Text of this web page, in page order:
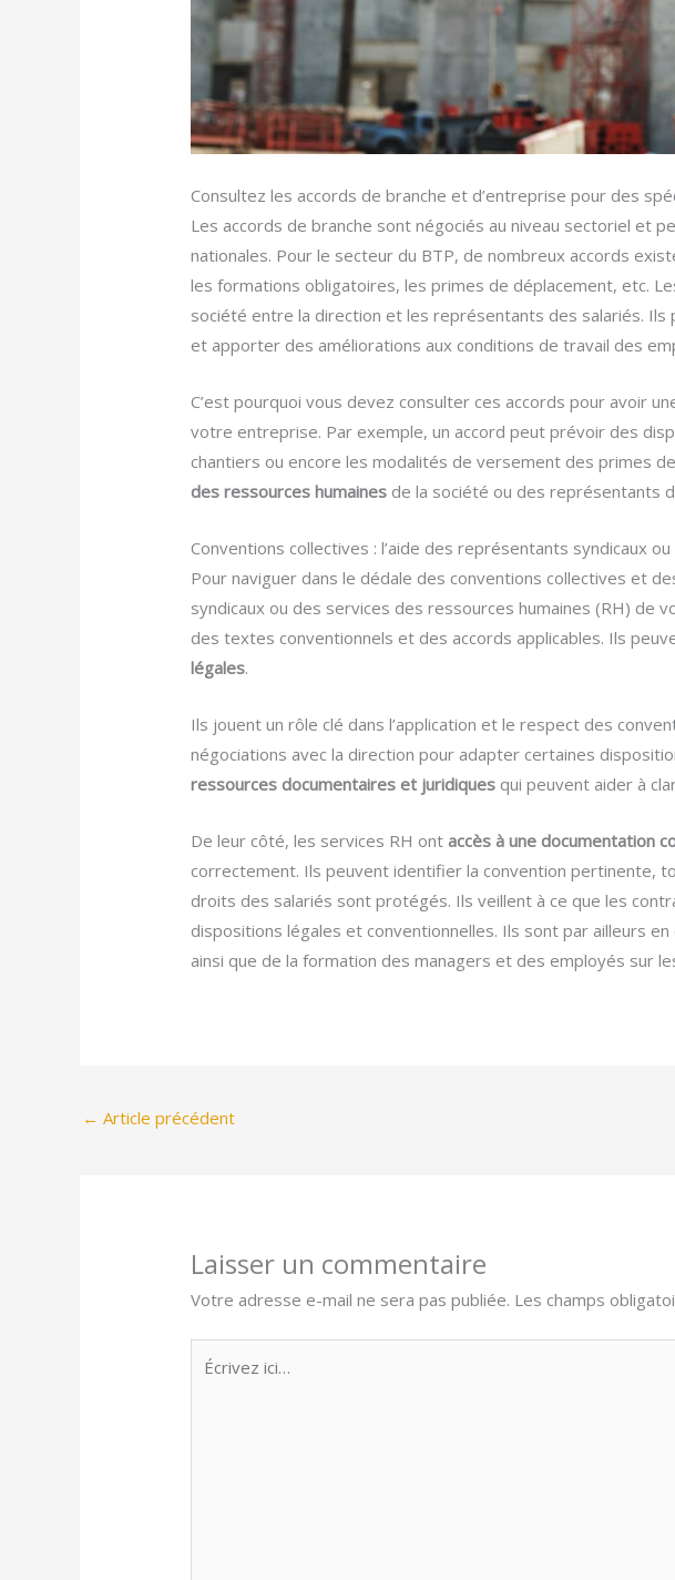
Consultez les accords de branche et d’entreprise pour des
Les accords de branche sont négociés au niveau sectoriel et
nationales. Pour le secteur du BTP, de nombreux accords
les formations obligatoires, les primes de déplacement, etc.
société entre la direction et les représentants des salariés.
et apporter des améliorations aux conditions de travail des
C’est pourquoi vous devez consulter ces accords pour avoir
votre entreprise. Par exemple, un accord peut prévoir des
chantiers ou encore les modalités de versement des primes
des ressources humaines de la société ou des représentants
Conventions collectives : l’aide des représentants syndicaux
Pour naviguer dans le dédale des conventions collectives et
syndicaux ou des services des ressources humaines (RH) de
des textes conventionnels et des accords applicables. Ils
légales.
Ils jouent un rôle clé dans l’application et le respect des
négociations avec la direction pour adapter certaines
ressources documentaires et juridiques qui peuvent aider à
De leur côté, les services RH ont accès à une documentation
correctement. Ils peuvent identifier la convention pertinente,
droits des salariés sont protégés. Ils veillent à ce que les
dispositions légales et conventionnelles. Ils sont par ailleurs
ainsi que de la formation des managers et des employés sur
← Article précédent
Laisser un commentaire
Votre adresse e-mail ne sera pas publiée. Les champs
Écrivez